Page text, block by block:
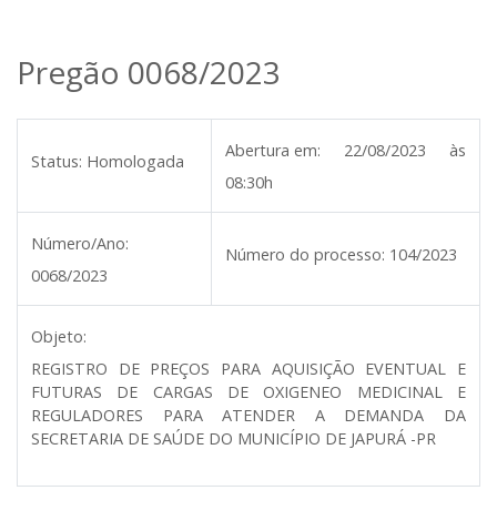
Pregão 0068/2023
Status: Homologada
Abertura em:
22/08/2023 às
08:30h
Número/Ano:
0068/2023
Número do processo: 104/2023
Objeto:
REGISTRO DE PREÇOS PARA AQUISIÇÃO EVENTUAL E
FUTURAS DE CARGAS DE OXIGENEO MEDICINAL E
REGULADORES PARA ATENDER A DEMANDA DA
SECRETARIA DE SAÚDE DO MUNICÍPIO DE JAPURÁ -PR